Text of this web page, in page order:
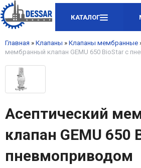
КАТАЛОГ
Главная » Клапаны » Клапаны мембранные
мембранный клапан GEMU 650 BioStar с
Асептический
клапан GEMU 650
пневмоприводом